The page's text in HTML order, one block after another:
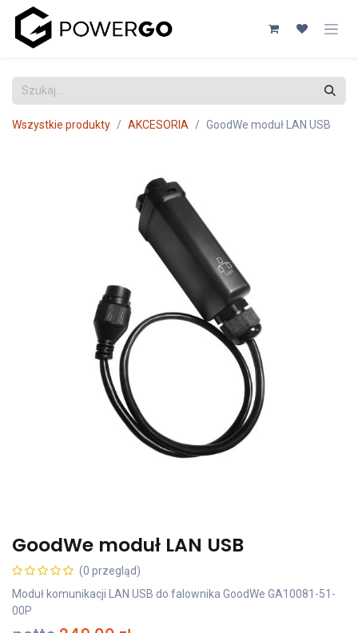
Przejdź do zawartości
Wszystkie produkty AKCESORIA GoodWe moduł LAN USB
GoodWe moduł LAN USB
(0 przegląd)
Moduł komunikacji LAN USB do falownika GoodWe GA10081-51-
00P